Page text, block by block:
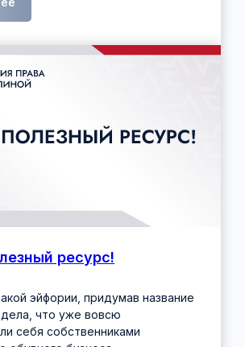
ресурс!
эйфории, придумав название
что уже вовсю
себя собственниками